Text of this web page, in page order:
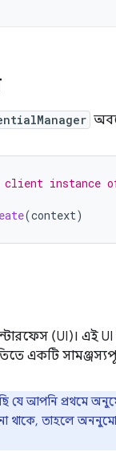
instance
(context)
(UI)। এই
একটি
যে আপনি প্রথমে
থাকে, তাহলে